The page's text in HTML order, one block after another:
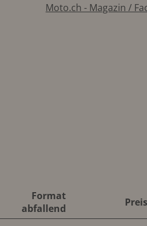
Moto.ch - Magazin /
Format
abfallend